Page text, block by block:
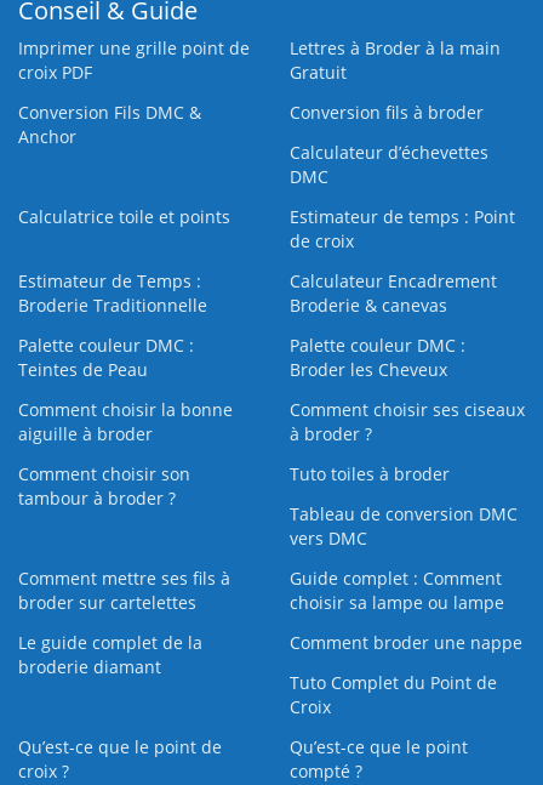
Conseil & Guide
Imprimer une grille point de
croix PDF
Lettres à Broder à la main
Gratuit
Conversion Fils DMC &
Anchor
Conversion fils à broder
Calculateur d’échevettes
DMC
Calculatrice toile et points
Estimateur de temps : Point
de croix
Estimateur de Temps :
Broderie Traditionnelle
Calculateur Encadrement
Broderie & canevas
Palette couleur DMC :
Teintes de Peau
Palette couleur DMC :
Broder les Cheveux
Comment choisir la bonne
aiguille à broder
Comment choisir ses ciseaux
à broder ?
Comment choisir son
tambour à broder ?
Tuto toiles à broder
Tableau de conversion DMC
vers DMC
Comment mettre ses fils à
broder sur cartelettes
Guide complet : Comment
choisir sa lampe ou lampe
Le guide complet de la
broderie diamant
Comment broder une nappe
Tuto Complet du Point de
Croix
Qu’est-ce que le point de
croix ?
Qu’est-ce que le point
compté ?